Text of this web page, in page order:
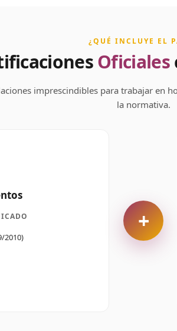
¿QUÉ INCLUYE EL
Oficiales
imprescindibles para trabajar en
la normativa.
2010)
+